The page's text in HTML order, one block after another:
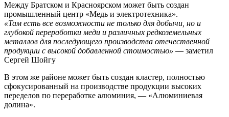
Между Братском и Красноярском может быть создан
промышленный центр «Медь и электротехника».
«Там есть все возможности не только для добычи, но и
глубокой переработки меди и различных редкоземельных
металлов для последующего производства отечественной
продукции с высокой добавленной стоимостью» — заметил
Сергей Шойгу
В этом же районе может быть создан кластер, полностью
сфокусированный на производстве продукции высоких
переделов по переработке алюминия, — «Алюминиевая
долина».